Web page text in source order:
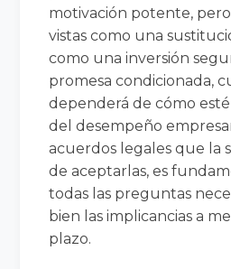
motivación potente,
vistas como una
como una inversión
promesa condicionada,
dependerá de cómo
del desempeño
acuerdos legales que la
de aceptarlas, es
todas las preguntas
bien las implicancias a
plazo.